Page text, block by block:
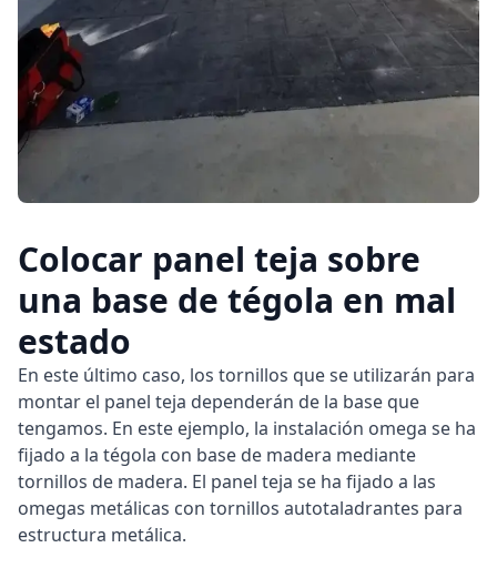
Colocar panel teja sobre
una base de tégola en mal
estado
En este último caso, los tornillos que se utilizarán para
montar el panel teja dependerán de la base que
tengamos. En este ejemplo, la instalación omega se ha
fijado a la tégola con base de madera mediante
tornillos de madera. El panel teja se ha fijado a las
omegas metálicas con tornillos autotaladrantes para
estructura metálica.